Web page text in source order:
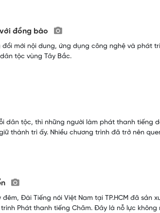
đồng bào
đổi mới nội dung, ứng dụng công nghệ và phát
tộc vùng Tây Bắc.
dân tộc, thì những người làm phát thanh tiếng
thành trì ấy. Nhiều chương trình đã trở nên
Đài Tiếng nói Việt Nam tại TP.HCM đã sản
Phát thanh tiếng Chăm. Đây là nỗ lực không